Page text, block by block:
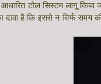
टोल सिस्टम लागू
दावा है कि इससे न सिर्फ